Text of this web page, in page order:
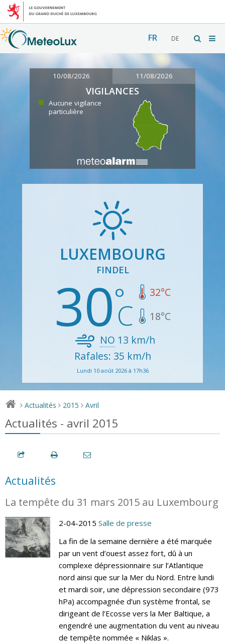
FR DE
10/08/2026 11/08/2026
VIGILANCES
Aucune vigilance
particulière
LUXEMBOURG
FINDEL
30 32°C
18°C
NO 13 km/h
Rafales: 35 km/h
Lundi 10 août 2026 à 17h36
> Actualités > 2015 > Avril
Actualités - avril 2015
Actualités
La tempête du 31 mars 2015 au Luxembourg
2-04-2015 Salle de presse
La fin de la semaine dernière a été marquée
par un vent d’ouest assez fort, dû à un
complexe dépressionnaire sur l’Atlantique
nord ainsi que sur la Mer du Nord. Entre lundi
et mardi soir, une dépression secondaire (973
hPa) accompagnée d’un système frontal, se
dirigeant de l’Ecosse vers la Mer Baltique, a
engendré une augmentation du vent au niveau
de tempête nommée « Niklas ».